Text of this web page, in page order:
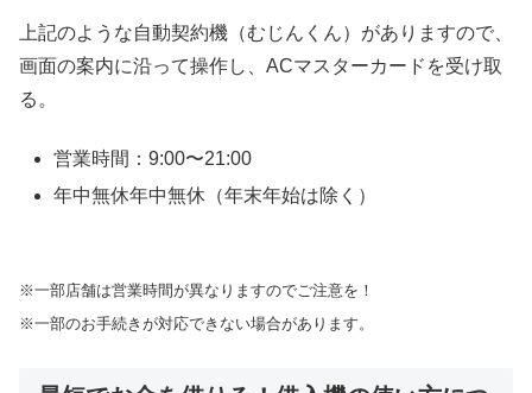
上記のような自動契約機（むじんくん）がありますので、
画面の案内に沿って操作し、ACマスターカードを受け取
る。
営業時間：9:00〜21:00
年中無休年中無休（年末年始は除く）
※一部店舗は営業時間が異なりますのでご注意を！
※一部のお手続きが対応できない場合があります。